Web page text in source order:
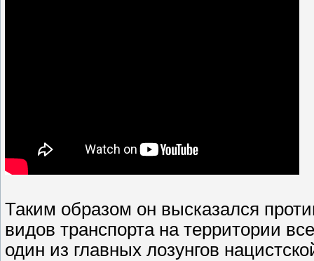
Таким образом он высказался
видов транспорта на территории
один из главных лозунгов